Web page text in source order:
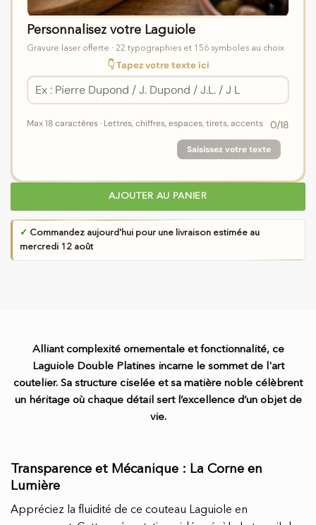
Personnalisez votre Laguiole
Gravure laser offerte · 22 typographies et 156 symboles au choix
👇 Tapez votre texte ici
Max 18 caractères · Lettres, chiffres, espaces, tirets, accents 0/18
Saisissez votre texte
AJOUTER AU PANIER
✓ Commandez aujourd'hui pour une livraison estimée au
mercredi 12 août
Alliant complexité ornementale et fonctionnalité, ce
Laguiole Double Platines incarne le sommet de l'art
coutelier. Sa structure ciselée et sa matière noble célèbrent
un héritage où chaque détail sert l’excellence d’un objet de
vie.
Transparence et Mécanique : La Corne en
Lumière
Appréciez la fluidité de ce couteau Laguiole en